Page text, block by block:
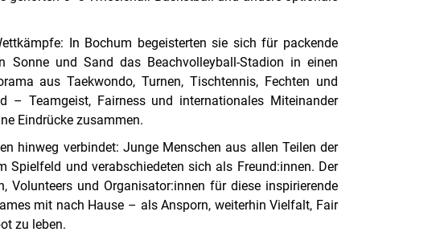
In Bochum begeisterten sie sich für packende
Sonne und Sand das Beachvolleyball‑Stadion in einen
aus Taekwondo, Turnen, Tischtennis, Fechten und
– Teamgeist, Fairness und internationales Miteinander
Eindrücke zusammen.
hinweg verbindet: Junge Menschen aus allen Teilen der
Spielfeld und verabschiedeten sich als Freund:innen. Der
Volunteers und Organisator:innen für diese inspirierende
mit nach Hause – als Ansporn, weiterhin Vielfalt, Fair
zu leben.